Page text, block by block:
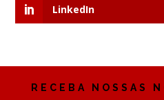
LinkedIn
RECEBA NOSSAS